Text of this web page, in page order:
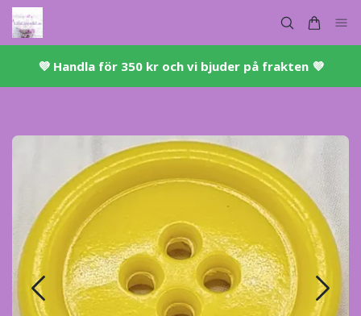
💜 ​Handla för 350 kr och vi bjuder på frakten 💜​